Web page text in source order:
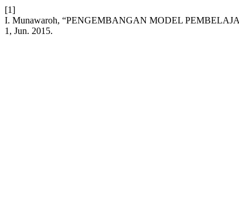
[1]
I. Munawaroh, “PENGEMBANGAN MODEL
1, Jun. 2015.